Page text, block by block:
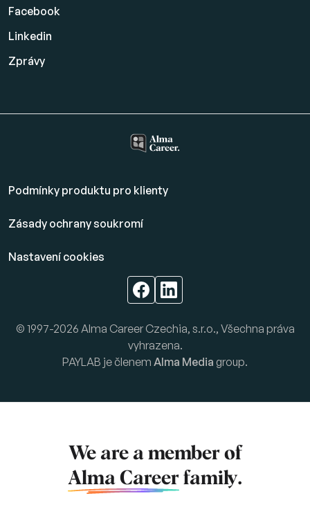
Facebook
Linkedin
Zprávy
Podmínky produktu pro klienty
Zásady ochrany soukromí
Nastavení cookies
© 1997-2026 Alma Career Czechia, s.r.o., Všechna práva
vyhrazena.
PAYLAB je členem Alma Media group.
We are a member of
Alma Career family.